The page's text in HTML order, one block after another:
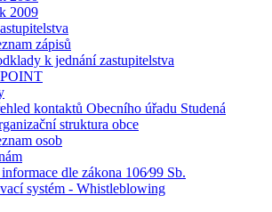
2009
zápisů
k jednání zastupitelstva
kontaktů Obecního úřadu Studená
struktura obce
osob
dle zákona 106⁄99 Sb.
systém - Whistleblowing